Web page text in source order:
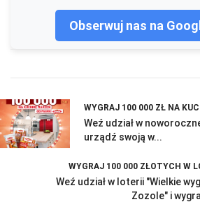
Obserwuj nas na
WYGRAJ 100 000 ZŁ NA
Weź udział w
urządź swoją w...
WYGRAJ 100 000 ZŁOTYCH W
Weź udział w loterii "Wielkie
Zozole" i